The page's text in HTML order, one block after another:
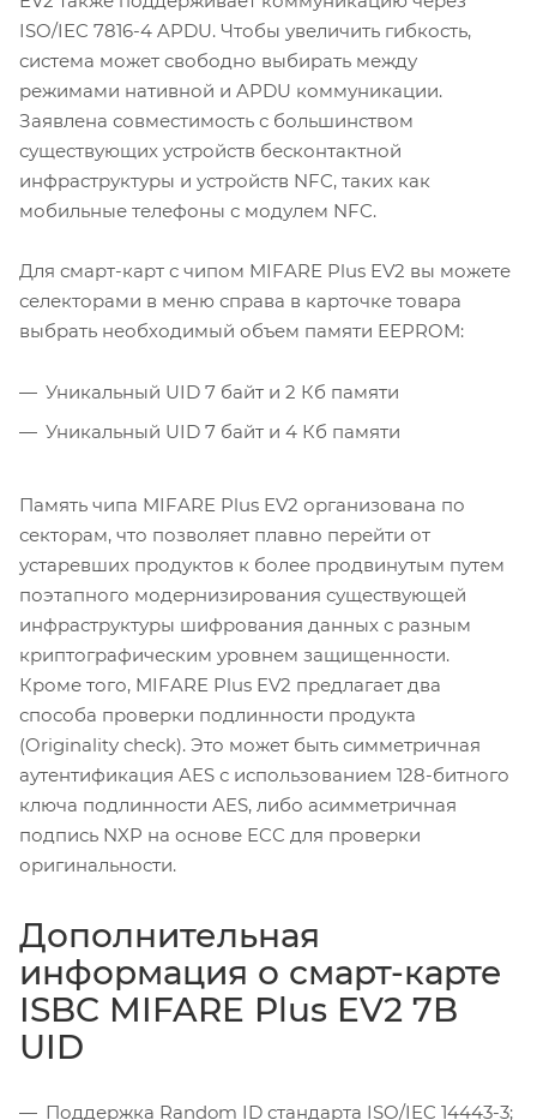
ISO/IEC 7816-4 APDU. Чтобы увеличить гибкость,
система может свободно выбирать между
режимами нативной и APDU коммуникации.
Заявлена совместимость с большинством
существующих устройств бесконтактной
инфраструктуры и устройств NFC, таких как
мобильные телефоны с модулем NFC.
Для смарт-карт с чипом MIFARE Plus EV2 вы можете
селекторами в меню справа в карточке товара
выбрать необходимый объем памяти EEPROM:
Уникальный UID 7 байт и 2 Кб памяти
Уникальный UID 7 байт и 4 Кб памяти
Память чипа MIFARE Plus EV2 организована по
секторам, что позволяет плавно перейти от
устаревших продуктов к более продвинутым путем
поэтапного модернизирования существующей
инфраструктуры шифрования данных с разным
криптографическим уровнем защищенности.
Кроме того, MIFARE Plus EV2 предлагает два
способа проверки подлинности продукта
(Originality check). Это может быть симметричная
аутентификация AES с использованием 128-битного
ключа подлинности AES, либо асимметричная
подпись NXP на основе ECC для проверки
оригинальности.
Дополнительная
информация о смарт-карте
ISBC MIFARE Plus EV2 7B
UID
Поддержка Random ID стандарта ISO/IEC 14443-3;